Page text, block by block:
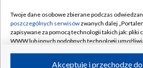
Rada Programowa
System NOS
Informacje o nadawcy
Kontakt
Kanały
Twoje dane osobowe zbierane podczas
poszczególnych serwisówzwanych dalej
zapisywane za pomocą technologii takich jak: pliki
WWW lub innych podobnych technologii
Akceptuję i przechodzę